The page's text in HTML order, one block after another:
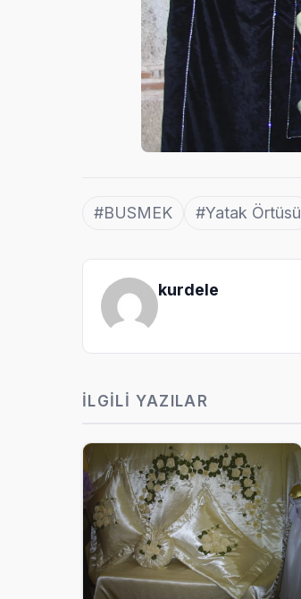
#BUSMEK #Yatak Örtüsü
kurdele
İLGILI YAZILAR